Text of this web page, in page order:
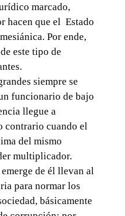
marcado,
hacen que el Estado
Por ende,
este tipo de
siempre se
funcionario de bajo
llegue a
contrario cuando el
del mismo
multiplicador.
de él llevan al
para normar los
básicamente